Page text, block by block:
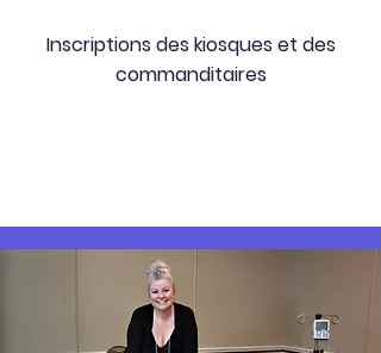
Renouvèlement
aux 2 ans de la carte
Inscriptions des kiosques et des
commanditaires